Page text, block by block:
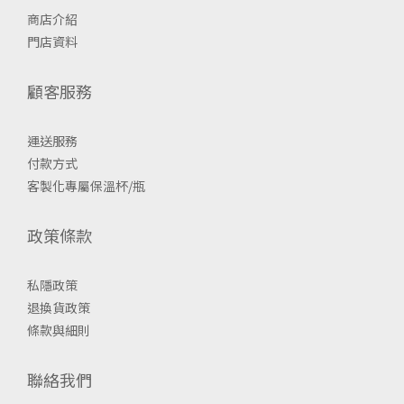
商店介紹
門店資料
顧客服務
運送服務
付款方式
客製化專屬保溫杯/瓶
政策條款
私隱政策
退換貨政策
條款與細則
聯絡我們